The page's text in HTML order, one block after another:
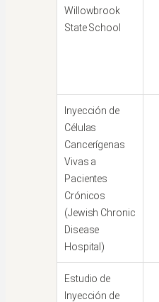
Willowbrook
State School
Inyección de
Células
Cancerígenas
Vivas a
Pacientes
Crónicos
(Jewish Chronic
Disease
Hospital)
Estudio de
Inyección de